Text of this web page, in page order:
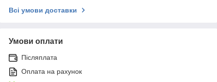
Всі умови доставки
Умови оплати
Післяплата
Оплата на рахунок